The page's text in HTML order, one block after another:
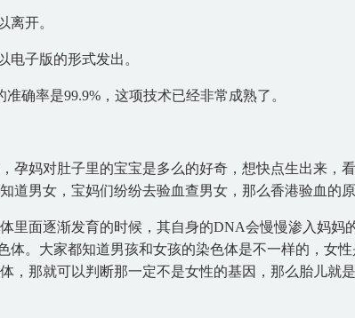
离开。
电子版的形式发出。
确率是99.9%，这项技术已经非常成熟了。
孕妈对肚子里的宝宝是多么的好奇，想快点生出来，
道男女，宝妈们纷纷去验血查男女，那么香港验血的
里面逐渐发育的时候，其自身的DNA会慢慢渗入妈妈
体。大家都知道男孩和女孩的染色体是不一样的，女
，那就可以判断那一定不是女性的基因，那么胎儿就